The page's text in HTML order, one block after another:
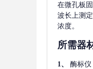
在微孔板
波长上测
浓度。
所需器
1、 酶标仪